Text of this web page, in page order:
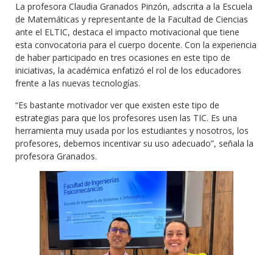
La profesora Claudia Granados Pinzón, adscrita a la Escuela
de Matemáticas y representante de la Facultad de Ciencias
ante el ELTIC, destaca el impacto motivacional que tiene
esta convocatoria para el cuerpo docente. Con la experiencia
de haber participado en tres ocasiones en este tipo de
iniciativas, la académica enfatizó el rol de los educadores
frente a las nuevas tecnologías.
“Es bastante motivador ver que existen este tipo de
estrategias para que los profesores usen las TIC. Es una
herramienta muy usada por los estudiantes y nosotros, los
profesores, debemos incentivar su uso adecuado”, señala la
profesora Granados.